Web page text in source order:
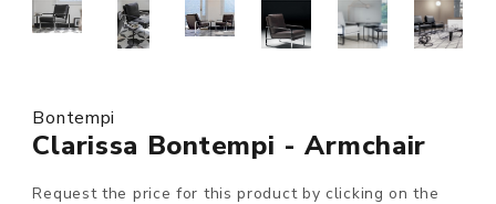
Bontempi
Clarissa Bontempi - Armchair
Request the price for this product by clicking on the